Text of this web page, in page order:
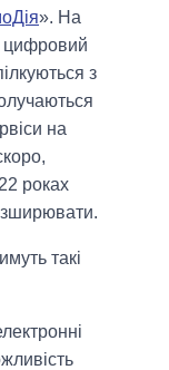
». На
цифровий
з
на
роках
такі